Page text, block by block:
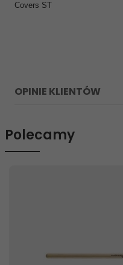
Covers ST
OPINIE KLIENTÓW
Polecamy